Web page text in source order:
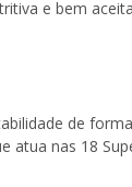
e bem
de
nas 18